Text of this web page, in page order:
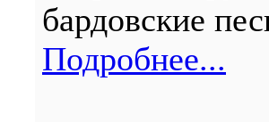
бардовские
Подробнее...